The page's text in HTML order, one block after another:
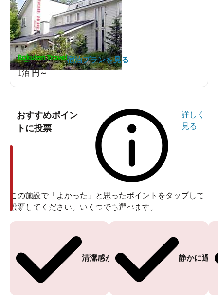
1泊 円～
宿泊プランを見る
おすすめポイン
トに投票
詳しく
見る
この施設で「よかった」と思ったポイントをタップして
投票してください。いくつでも選べます。
清潔感がある
投票ありがとうございます
静かに過
投票ありがとうございます